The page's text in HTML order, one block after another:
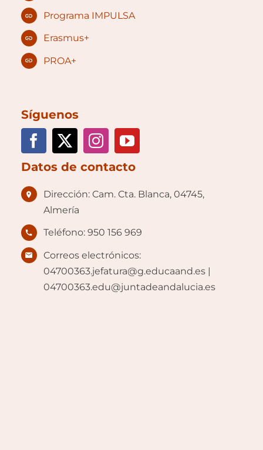
Programa IMPULSA
Erasmus+
PROA+
Síguenos
Datos de contacto
Dirección: Cam. Cta. Blanca, 04745,
Almería
Teléfono: 950 156 969
Correos electrónicos:
04700363.jefatura@g.educaand.es |
04700363.edu@juntadeandalucia.es